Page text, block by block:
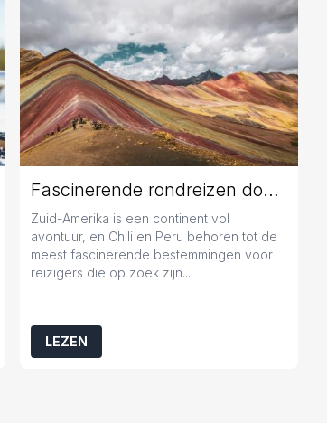
Fascinerende rondreizen door Chili en Peru
Zuid-Amerika is een continent vol
avontuur, en Chili en Peru behoren tot de
meest fascinerende bestemmingen voor
reizigers die op zoek zijn...
LEZEN